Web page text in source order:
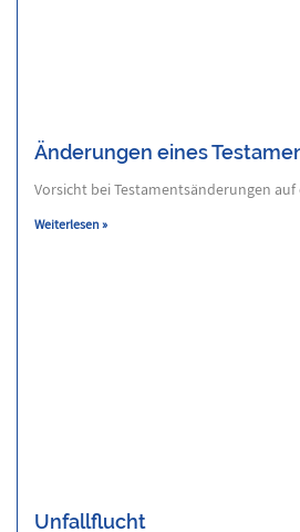
Änderungen eines
Vorsicht bei Testamentsänderungen auf
Weiterlesen »
Unfallflucht